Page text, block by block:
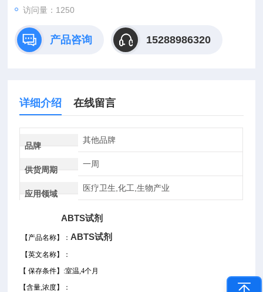
访问量：1250
产品咨询 15288986320
详细介绍 在线留言
品牌
其他品牌
供货周期
一周
应用领域
医疗卫生,化工,生物产业
ABTS试剂
【产品名称】：ABTS试剂
【英文名称】
：
【 保存条件】 :室温,4个月
【含量,浓度】：